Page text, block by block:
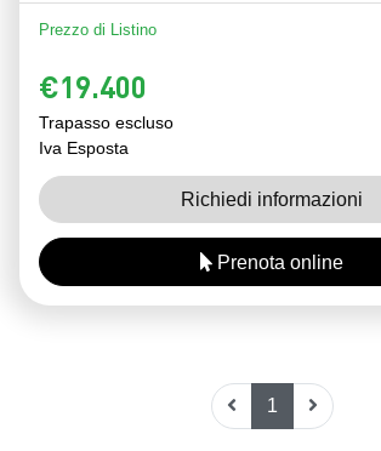
Prezzo di Listino
€19.400
Trapasso escluso
Iva Esposta
Richiedi informazioni
Prenota online
1